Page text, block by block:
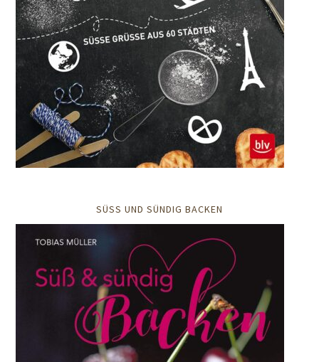
SÜSS UND SÜNDIG BACKEN